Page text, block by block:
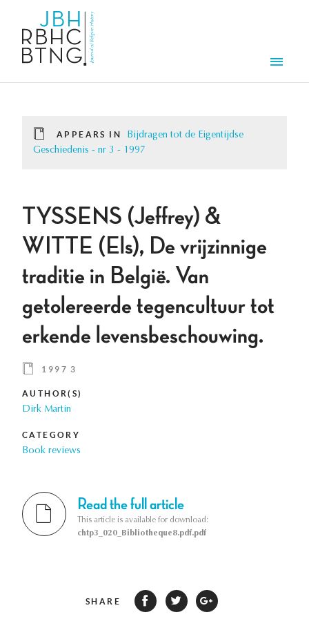
APPEARS IN
Bijdragen tot de Eigentijdse
Geschiedenis - nr 3 - 1997
TYSSENS (Jeffrey) &
WITTE (Els), De vrijzinnige
traditie in België. Van
getolereerde tegencultuur tot
erkende levensbeschouwing.
1997 3
AUTHOR(S)
Dirk Martin
CATEGORY
Book reviews
Read the full article
This article is available for download:
chtp3_020_Bibliotheque8.pdf.pdf
SHARE